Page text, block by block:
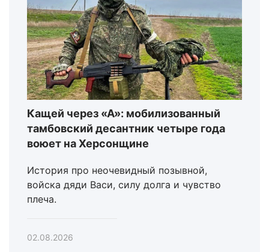
Кащей через «А»: мобилизованный
тамбовский десантник четыре года
воюет на Херсонщине
История про неочевидный позывной,
войска дяди Васи, силу долга и чувство
плеча.
02.08.2026